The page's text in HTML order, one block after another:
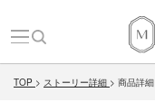
TOP ストーリー詳細 商品詳細